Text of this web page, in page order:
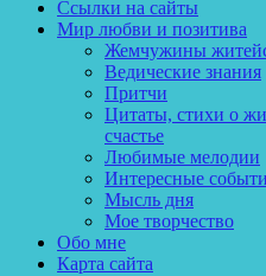
Ссылки на сайты
Мир любви и позитива
Жемчужины
Ведические знания
Притчи
Цитаты, стихи о
счастье
Любимые мелодии
Интересные
Мысль дня
Мое творчество
Обо мне
Карта сайта